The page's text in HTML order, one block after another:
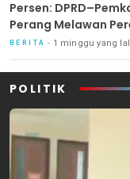
Persen:
Perang Melawan
BERITA 1 minggu yang
POLITIK